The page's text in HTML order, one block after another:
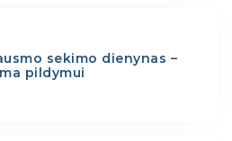
sekimo dienynas –
pildymui